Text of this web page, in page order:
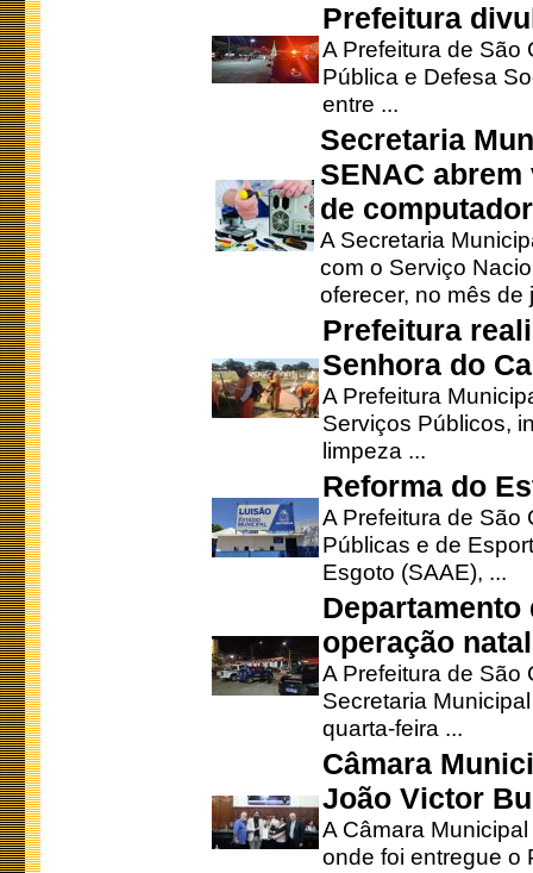
Prefeitura
A Prefeitura de São
Pública e Defesa
entre ...
Secretaria
SENAC
de
A Secretaria
com o Serviço
oferecer, no mês de
Prefeitura
Senhora do
A Prefeitura
Serviços Públicos,
limpeza ...
Reforma do
A Prefeitura de São
Públicas e de
Esgoto (SAAE), ...
operação
A Prefeitura de São
Secretaria
quarta-feira ...
Câmara
João Victor
A Câmara
onde foi entregue o